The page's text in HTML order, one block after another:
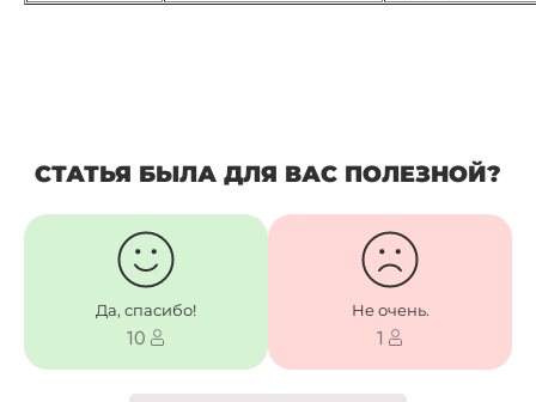
СТАТЬЯ БЫЛА ДЛЯ ВАС ПОЛЕЗНОЙ?
Да, спасибо!
10
Не очень.
1